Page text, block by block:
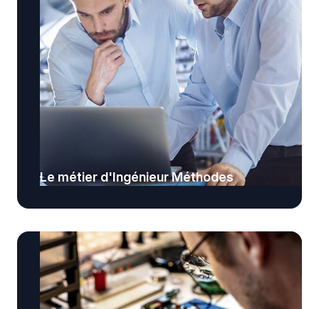
Le métier d'Ingénieur Méthodes